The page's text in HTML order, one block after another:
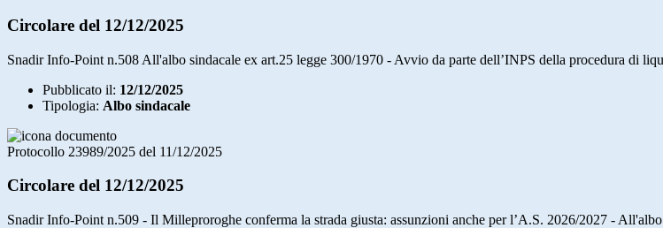
Circolare del 12/12/2025
Snadir Info-Point n.508 All'albo sindacale ex art.25 legge 300/1970 - Avvio da parte dell’INPS della procedura di
Pubblicato il: 12/12/2025
Tipologia: Albo sindacale
Protocollo 23989/2025 del 11/12/2025
Circolare del 12/12/2025
Snadir Info-Point n.509 - Il Milleproroghe conferma la strada giusta: assunzioni anche per l’A.S. 2026/2027 -